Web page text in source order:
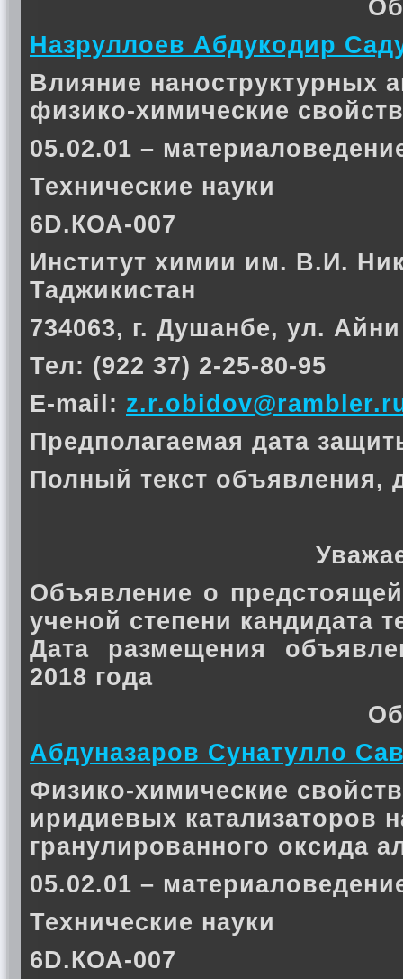
Назруллоев Абдукодир
Влияние наноструктурных
физико-химические
05.02.01 –
Технические науки
6D.КОА-007
Институт химии им. В.И.
Таджикистан
734063, г. Душанбе, ул.
Тел: (922 37) 2-25-80-95
E-mail:
Предполагаемая дата
Полный текст объявления,
Объявление о
ученой степени кандидата
Дата размещения
2018 года
Абдуназаров Сунатулло
Физико-химические
иридиевых катализаторов
гранулированного оксида
05.02.01 –
Технические науки
6D.КОА-007